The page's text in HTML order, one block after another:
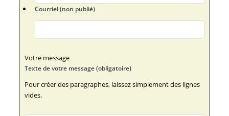
Courriel (non publié)
Votre message
Texte de votre message (obligatoire)
Pour créer des paragraphes, laissez simplement des lignes
vides.